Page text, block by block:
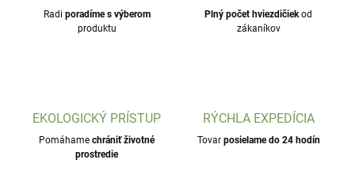
Radi poradíme s výberom
produktu
Plný počet hviezdičiekod
zákaníkov
EKOLOGICKÝ PRÍSTUP
Pomáhame chrániť životné
prostredie
RÝCHLA EXPEDÍCIA
Tovar posielame do 24 hodín